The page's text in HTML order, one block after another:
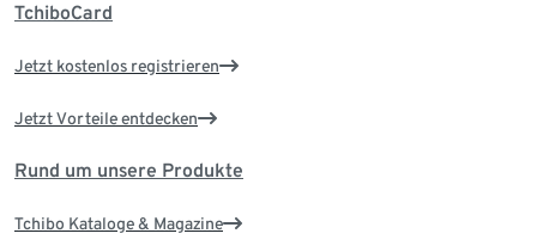
TchiboCard
Jetzt kostenlos registrieren
Jetzt Vorteile entdecken
Rund um unsere Produkte
Tchibo Kataloge & Magazine